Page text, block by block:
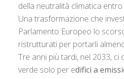
della neutralità climatica entro
Una trasformazione che
Parlamento Europeo lo
ristrutturati per portarli
Tre anni più tardi, nel 2033,
verde solo per edifici a